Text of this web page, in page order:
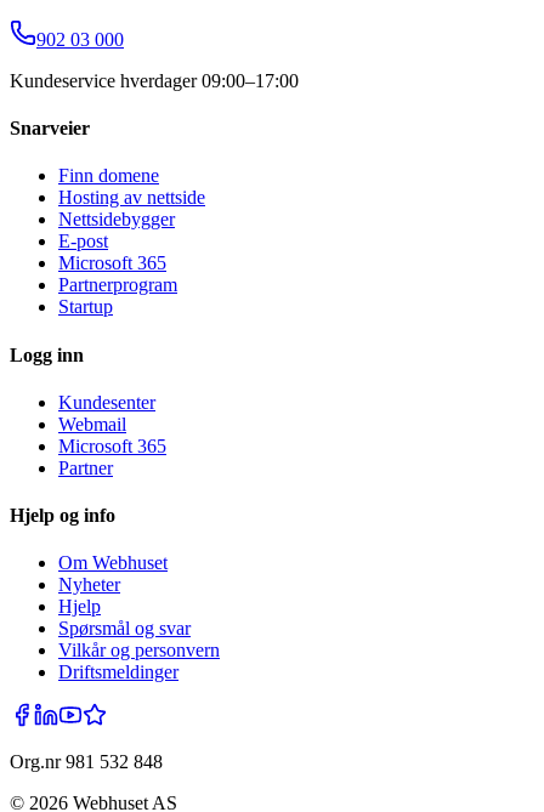
902 03 000
Kundeservice hverdager 09:00–17:00
Snarveier
Finn domene
Hosting av nettside
Nettsidebygger
E-post
Microsoft 365
Partnerprogram
Startup
Logg inn
Kundesenter
Webmail
Microsoft 365
Partner
Hjelp og info
Om Webhuset
Nyheter
Hjelp
Spørsmål og svar
Vilkår og personvern
Driftsmeldinger
Org.nr 981 532 848
© 2026 Webhuset AS